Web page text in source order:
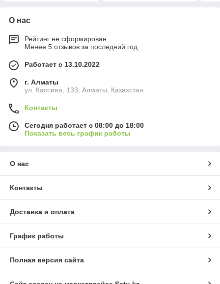
О нас
Рейтинг не сформирован
Менее 5 отзывов за последний год
Работает с 13.10.2022
г. Алматы
ул. Кассина, 133, Алматы, Казахстан
Контакты
Сегодня работает с 08:00 до 18:00
Показать весь график работы
О нас
Контакты
Доставка и оплата
График работы
Полная версия сайта